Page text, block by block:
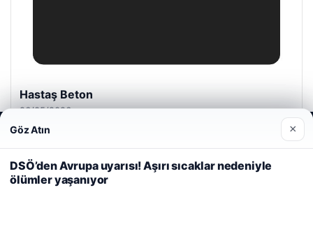
Hastaş Beton
26/05/2026
Web sitemizi nasıl kullandığınızı daha iyi anlayabilmek,
deneyiminizi kişiselleştirmek ve geliştirmek amacıyla çerezler
kullanıyoruz.
Çerez Politikamız
Reddet Kabul Et
Göz Atın ×
DSÖ’den Avrupa uyarısı! Aşırı sıcaklar nedeniyle
ölümler yaşanıyor